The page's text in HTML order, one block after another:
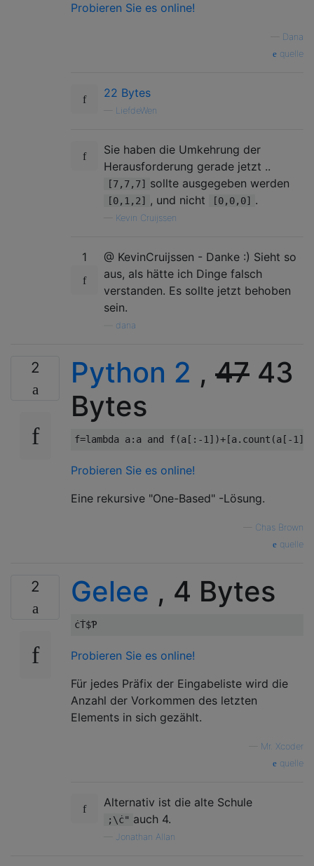
Probieren Sie es online!
Dana
quelle
22 Bytes
LiefdeWen
Sie haben die Umkehrung der
Herausforderung gerade jetzt ..
[7,7,7] sollte ausgegeben werden
[0,1,2] , und nicht [0,0,0] .
Kevin Cruijssen
1
@ KevinCruijssen - Danke :) Sieht so
aus, als hätte ich Dinge falsch
verstanden. Es sollte jetzt behoben
sein.
dana
2 Python 2 , 47 43
Bytes
f=lambda a: a and f(a [:-1 ])+[a. count (a [-1
Probieren Sie es online!
Eine rekursive "One-Based" -Lösung.
Chas Brown
quelle
2 Gelee , 4 Bytes
Probieren Sie es online!
Für jedes Präfix der Eingabeliste wird die
Anzahl der Vorkommen des letzten
Elements in sich gezählt.
Mr. Xcoder
quelle
Alternativ ist die alte Schule
;\ċ" auch 4.
Jonathan Allan